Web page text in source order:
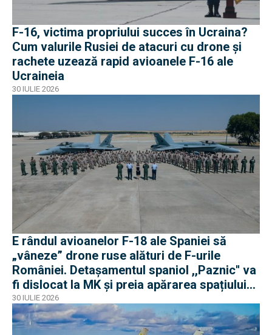
F-16, victima propriului succes în Ucraina?
Cum valurile Rusiei de atacuri cu drone și
rachete uzează rapid avioanele F-16 ale
Ucraineia
30 IULIE 2026
E rândul avioanelor F-18 ale Spaniei să
„vâneze” drone ruse alături de F-urile
României. Detașamentul spaniol ,,Paznic'' va
fi dislocat la MK și preia apărarea spațiului
aerian românesc
30 IULIE 2026